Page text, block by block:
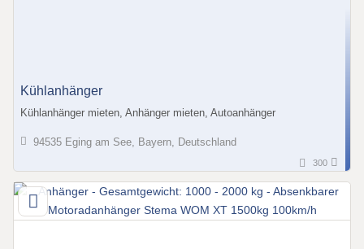
Kühlanhänger
Kühlanhänger mieten, Anhänger mieten, Autoanhänger
94535 Eging am See, Bayern, Deutschland
300